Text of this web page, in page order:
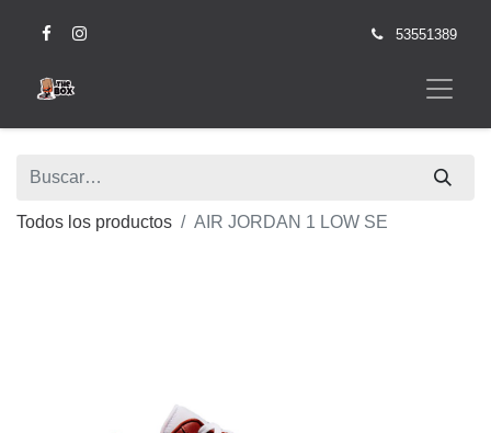
53551389
Todos los productos AIR JORDAN 1 LOW SE